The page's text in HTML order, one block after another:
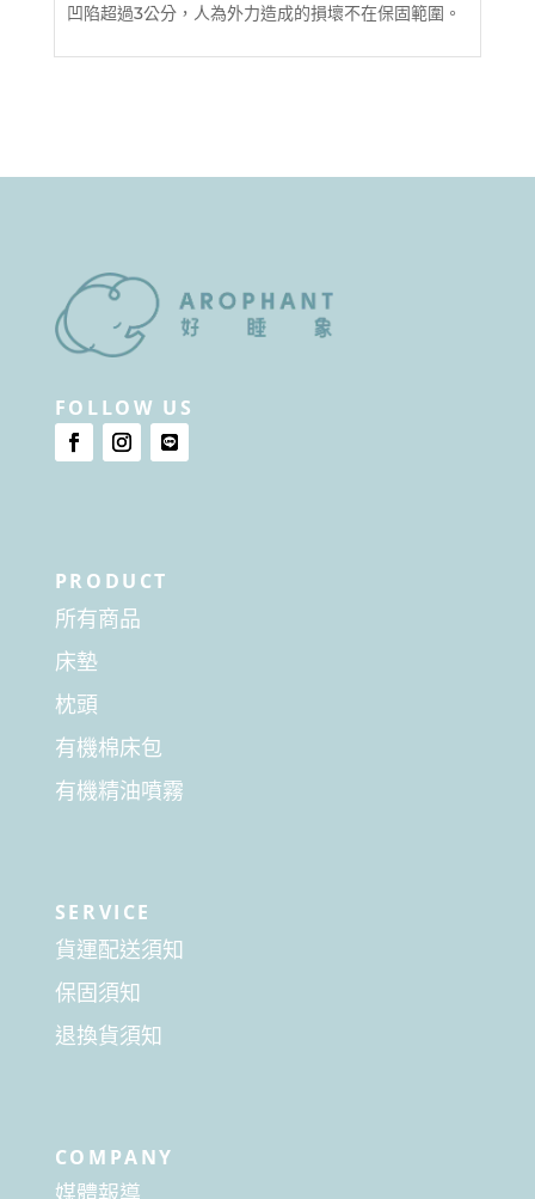
凹陷超過3公分，人為外力造成的損壞不在保固範圍。
FOLLOW US
PRODUCT
所有商品
床墊
枕頭
有機棉床包
有機精油噴霧
SERVICE
貨運配送須知
保固須知
退換貨須知
COMPANY